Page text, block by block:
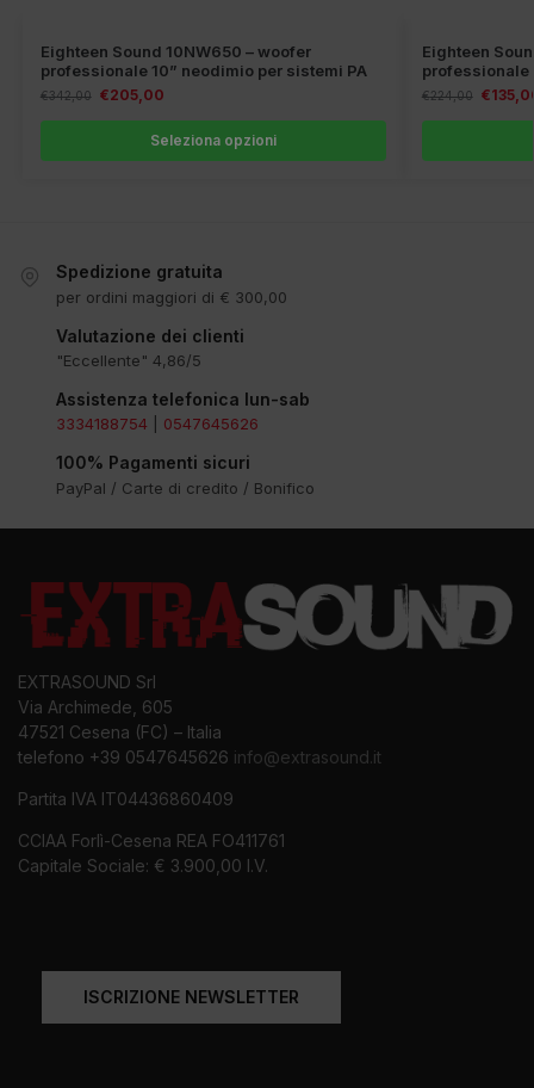
Eighteen Sound 10NW650 – woofer
professionale 10” neodimio per sistemi PA
€342,00 €205,00
Seleziona opzioni
Eighteen
professionale
€224,00 €
Spedizione gratuita
per ordini maggiori di € 300,00
Valutazione dei clienti
"Eccellente" 4,86/5
Assistenza telefonica lun-sab
3334188754 0547645626
100% Pagamenti sicuri
PayPal / Carte di credito / Bonifico
EXTRASOUND Srl
Via Archimede, 605
47521 Cesena (FC) – Italia
telefono +39 0547645626 info@extrasound.it
Partita IVA IT04436860409
CCIAA Forlì-Cesena REA FO411761
Capitale Sociale: € 3.900,00 I.V.
ISCRIZIONE NEWSLETTER